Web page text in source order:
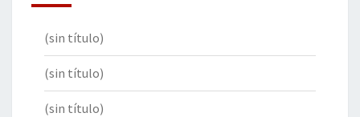
(sin título)
(sin título)
(sin título)